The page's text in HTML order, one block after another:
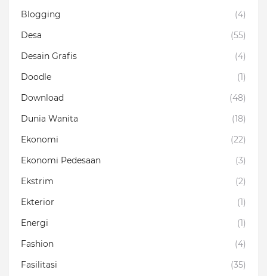
Blogging
(4)
Desa
(55)
Desain Grafis
(4)
Doodle
(1)
Download
(48)
Dunia Wanita
(18)
Ekonomi
(22)
Ekonomi Pedesaan
(3)
Ekstrim
(2)
Ekterior
(1)
Energi
(1)
Fashion
(4)
Fasilitasi
(35)